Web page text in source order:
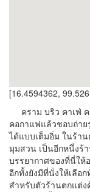
[16.4594362,
คราม บริว คาเฟ่ ค
คอกาแฟแล้วชอบถ่า
ได้แบบเต็มอิ่ม ในร้า
มุมสวน เป็นอีกหนึ่งร้
บรรยากาศของที่นี่ใ
อีกทั้งยังมีที่นั่งให้เลือ
สำหรับตัวร้านตกแต่ง